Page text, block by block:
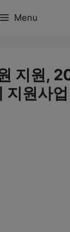
Menu
지원,
지원사